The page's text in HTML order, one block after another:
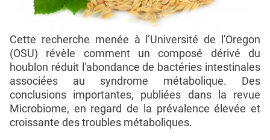
Cette recherche menée à l’Université de l'Oregon
(OSU) révèle comment un composé dérivé du
houblon réduit l'abondance de bactéries intestinales
associées au syndrome métabolique. Des
conclusions importantes, publiées dans la revue
Microbiome, en regard de la prévalence élevée et
croissante des troubles métaboliques.